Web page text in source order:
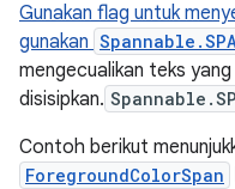
Gunakan flag untuk
gunakan
mengecualikan teks yang
disisipkan.
Contoh berikut
ForegroundColorSpan